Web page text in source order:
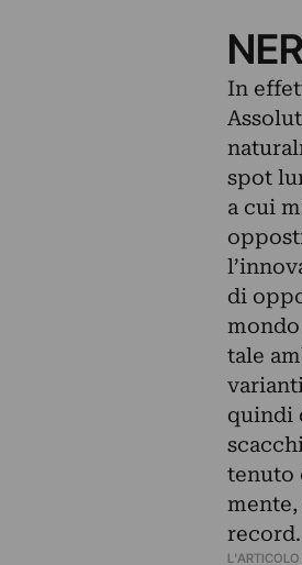
In
spot
a cui
di
mondo
tale
quindi
tenuto
record.